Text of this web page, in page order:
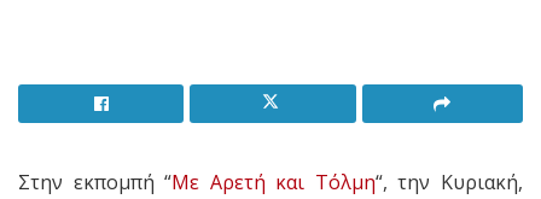
Στην εκπομπή “Με Αρετή και Τόλμη“, την Κυριακή,